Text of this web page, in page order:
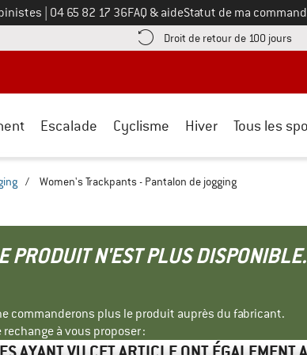
Appelez-nous au
04 65 82 17 36FAQ & aideStatut de ma
de paiement ici ! Ouvre une boîte d'information
Droit de retour de 100 jours
Escalade Cyclisme Hiver Tous les
/ Women's Trackpants - Pantalon de jogging
PRODUIT N'EST PLUS
commanderons plus le produit auprès du fabricant.
à vous proposer :